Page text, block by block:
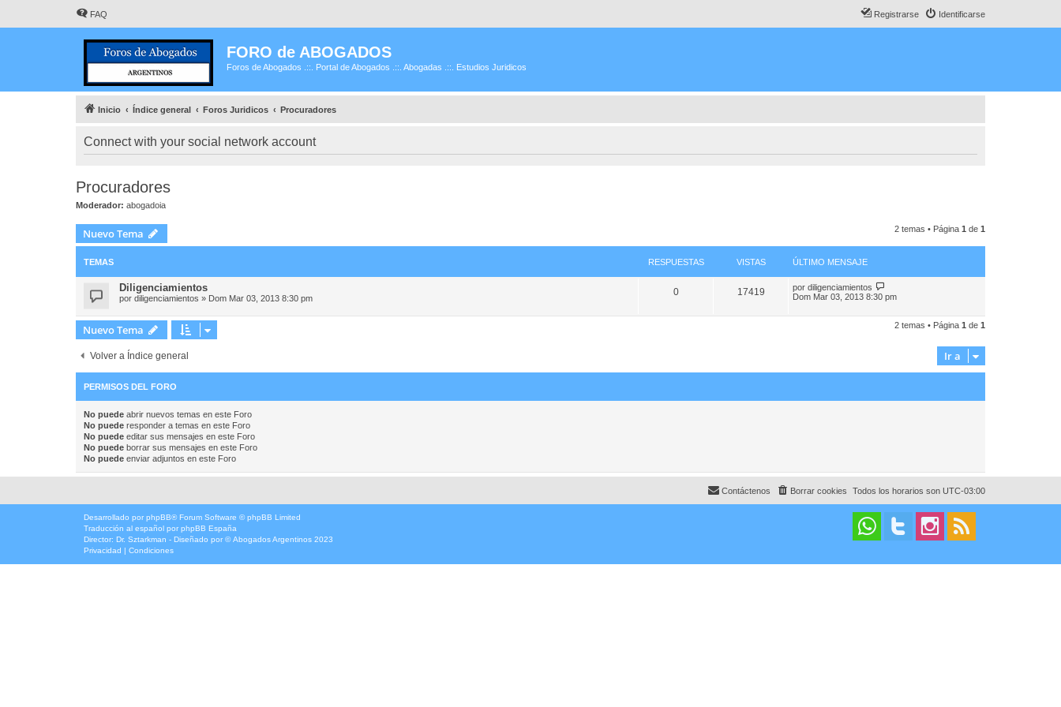
FAQ Identificarse
Registrarse
FORO de ABOGADOS
Foros de Abogados .::. Portal de Abogados .::. Abogadas .::. Estudios Juridicos
Inicio Índice general Foros Juridicos Procuradores
Connect with your social network account
Procuradores
Moderador: abogadoia
Nuevo Tema 2 temas • Página 1 de 1
TEMAS RESPUESTAS VISTAS ÚLTIMO MENSAJE
Diligenciamientos
por diligenciamientos » Dom Mar 03, 2013 8:30 pm
0 17419 por diligenciamientos
Dom Mar 03, 2013 8:30 pm
Nuevo Tema 2 temas • Página 1 de 1
Volver a Índice general Ir a
PERMISOS DEL FORO
No puede abrir nuevos temas en este Foro
No puede responder a temas en este Foro
No puede editar sus mensajes en este Foro
No puede borrar sus mensajes en este Foro
No puede enviar adjuntos en este Foro
Todos los horarios son UTC-03:00
Borrar cookies
Contáctenos
Desarrollado por phpBB® Forum Software © phpBB Limited
Traducción al español por phpBB España
Director: Dr. Sztarkman - Diseñado por ©Abogados Argentinos 2023
Privacidad | Condiciones